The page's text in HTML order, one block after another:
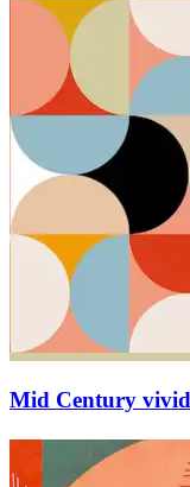
Mid Century vivid